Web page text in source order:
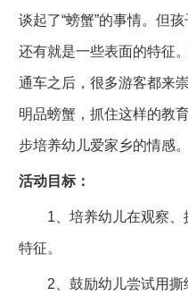
谈起了“螃蟹”的事情。但
还有就是一些表面的特征
通车之后，很多游客都来
明品螃蟹，抓住这样的教
步培养幼儿爱家乡的情感。
活动目标：
1、培养幼儿在观察、
特征。
2、鼓励幼儿尝试用撕